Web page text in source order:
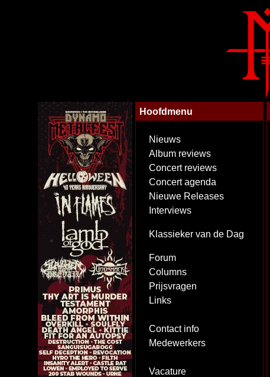
Hoofdmenu
Nieuws
Album reviews
Concert reviews
Concert agenda
Nieuwe Releases
Interviews
Klassieker van de Dag
Forum
Columns
Prijsvragen
Links
Contact info
Medewerkers
Vacature